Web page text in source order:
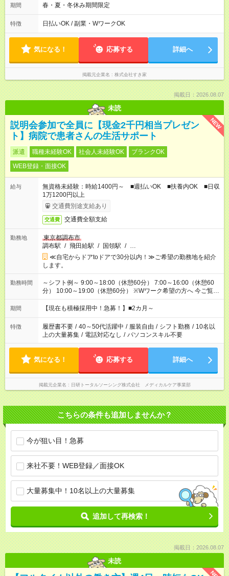
後帯 14:00-18:00 〇夜帯 18:00-22:00 〇深夜帯 22:00-翌5:00 基
ます♪
期間 春・夏・冬休み期間限定
特徴 日払いOK / 副業・WワークOK
気になる！ 応募する 詳細へ
掲載元企業名 株式会社すき家
掲載日：2026.08.07
未読
NEW
説明会参加で全員に【現金2千円相当プレゼン
ト】病院で患者さんの生活サポート
派遣 職種未経験OK 社会人未経験OK
ブランクOK
WEB登録・面接OK
給与
無資格未経験：時給1400円～ ■週払いOK ■扶養内OK ■日収
1万1200円以上
交通費別途支給あり
交通費 交通費全額支給
勤務地
東京都調布市
調布駅 / 飛田給駅 / 国領駅 / …
≪自宅からドアtoドアで30分以内！≫ご希望の勤務地を紹介
します。
勤務時間
～シフト例～ 9:00～18:00（休憩60分） 7:00～16:00（休憩60
分） 10:00～19:00（休憩60分） ※Wワーク希望の方へ 今ご覧の
お仕事で希望する勤務時間と、もう1つのお仕事の勤務時間の合
計が 週40時間を超えなければOKです。
期間 【現在も積極採用中！急募！】■2カ月～
特徴 履歴書不要 / 40～50代活躍中 / 服装自由 / シフト勤務 / 10名以
上の大量募集 / 電話対応なし / パソコンスキル不要
気になる！ 応募する 詳細へ
掲載元企業名 日研トータルソーシング株式会社 メディカルケア事業部
こちらの条件も追加しませんか？
今が狙い目！急募
来社不要！WEB登録／面接OK
大量募集中！10名以上の大量募集
追加して再検索！
掲載日：2026.08.07
未読